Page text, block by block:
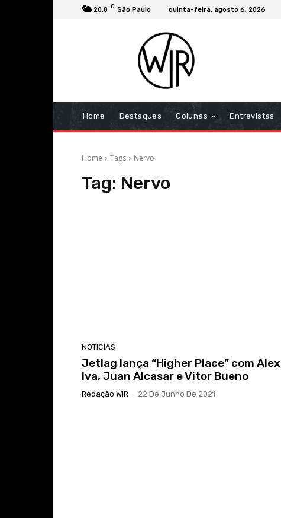
20.8 C São Paulo quinta-feira, agosto 6, 2026
Home Destaques Colunas Entrevistas
Home Tags Nervo
Tag: Nervo
NOTICIAS
Jetlag lança “Higher Place” com Alex
Iva, Juan Alcasar e Vitor Bueno
Redação WiR - 22 De Junho De 2021